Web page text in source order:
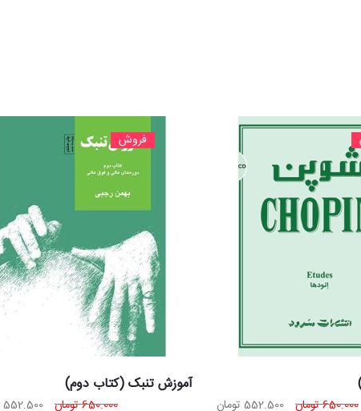
650.000تومان قیمت
552.500 تومان
فروش
آموزش تنبک (کتاب دوم)
650.000تومان قیمت
552.500